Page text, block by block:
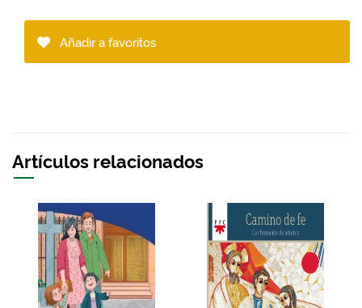
Añadir a favoritos
Artículos relacionados